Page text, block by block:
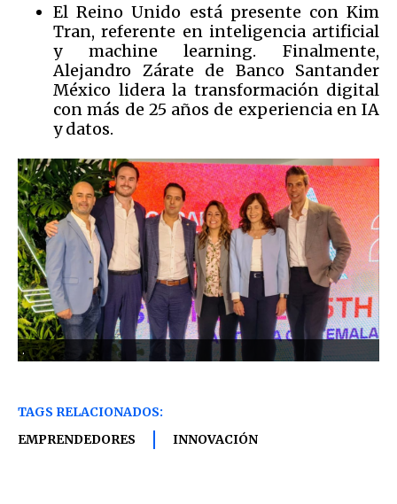
El Reino Unido está presente con Kim
Tran, referente en inteligencia artificial
y machine learning. Finalmente,
Alejandro Zárate de Banco Santander
México lidera la transformación digital
con más de 25 años de experiencia en IA
y datos.
.
TAGS RELACIONADOS:
EMPRENDEDORES
INNOVACIÓN